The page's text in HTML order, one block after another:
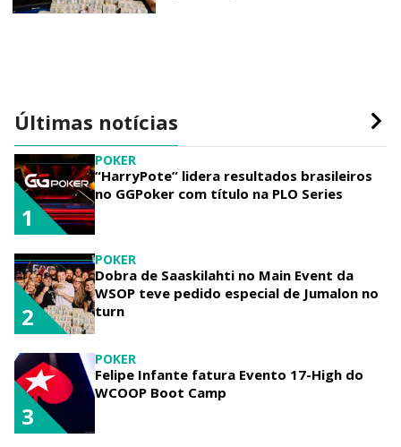
Últimas notícias
POKER
“HarryPote” lidera resultados brasileiros
no GGPoker com título na PLO Series
1
POKER
Dobra de Saaskilahti no Main Event da
WSOP teve pedido especial de Jumalon no
turn
2
POKER
Felipe Infante fatura Evento 17-High do
WCOOP Boot Camp
3